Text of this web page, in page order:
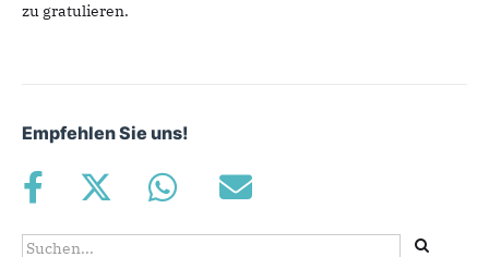
zu gratulieren.
Empfehlen Sie uns!
Suche